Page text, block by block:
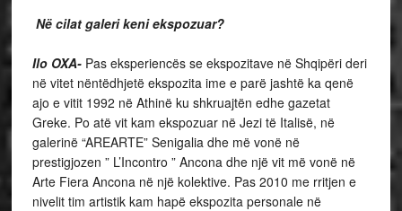
Në cilat galeri keni ekspozuar?
Ilo OXA-Pas eksperiencës se ekspozitave në Shqipëri deri
në vitet nëntëdhjetë ekspozita ime e parë jashtë ka qenë
ajo e vitit 1992 në Athinë ku shkruajtën edhe gazetat
Greke. Po atë vit kam ekspozuar në Jezi të Italisë, në
galerinë “AREARTE” Senigalia dhe më vonë në
prestigjozen ” L’Incontro ” Ancona dhe një vit më vonë në
Arte Fiera Ancona në një kolektive. Pas 2010 me rritjen e
nivelit tim artistik kam hapë ekspozita personale në